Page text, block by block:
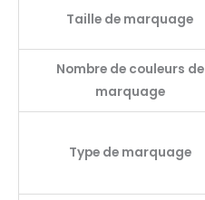
Taille de marquage
Nombre de couleurs de
marquage
Type de marquage